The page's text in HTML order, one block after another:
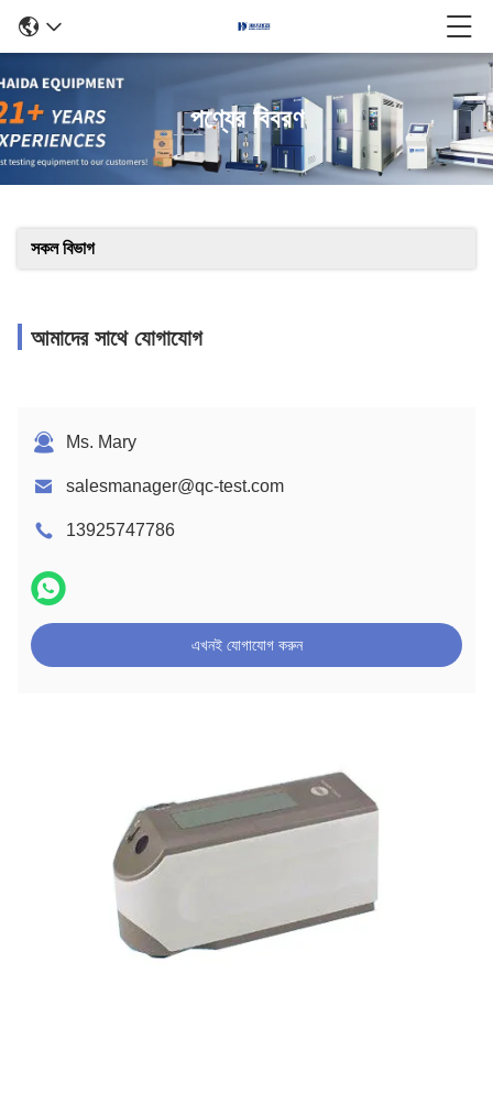
পণ্যের বিবরণ
সকল বিভাগ
আমাদের সাথে যোগাযোগ
Ms. Mary
salesmanager@qc-test.com
13925747786
এখনই যোগাযোগ করুন